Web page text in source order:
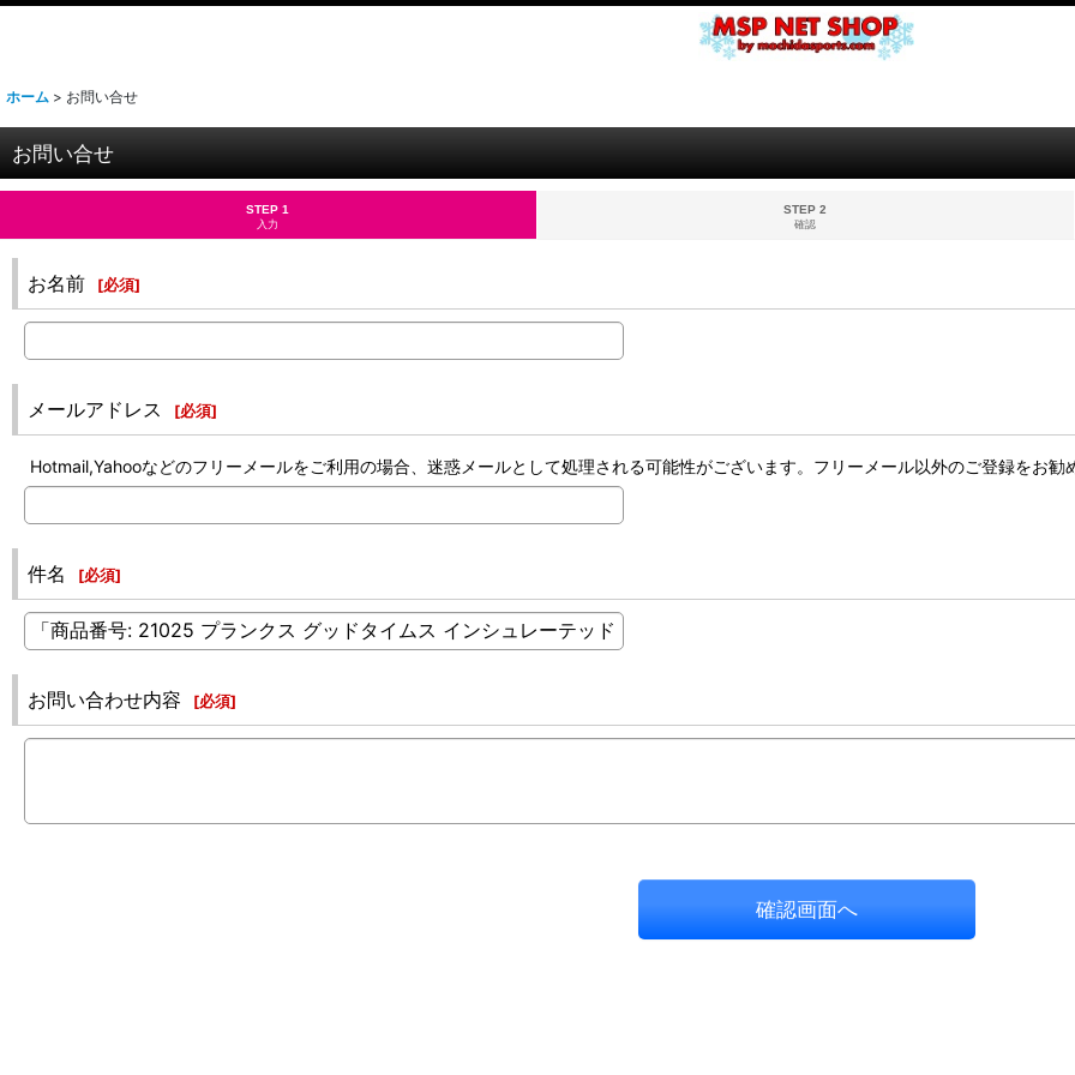
ホーム > お問い合せ
お問い合せ
STEP 1
入力
STEP 2
確認
お名前 [必須]
メールアドレス [必須]
Hotmail,Yahooなどのフリーメールをご利用の場合、迷惑メールとして処理される可能性がございます。フリーメール以外のご登録をお勧
件名 [必須]
お問い合わせ内容 [必須]
確認画面へ